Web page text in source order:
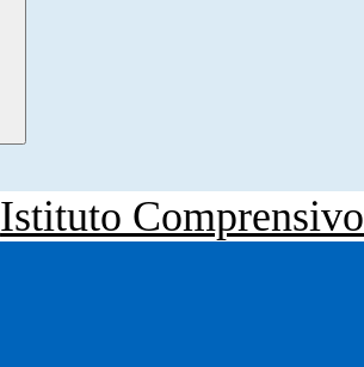
Istituto Comprensivo